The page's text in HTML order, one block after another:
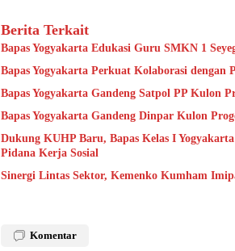
Berita Terkait
Bapas Yogyakarta Edukasi Guru SMKN 1
Bapas Yogyakarta Perkuat Kolaborasi
Bapas Yogyakarta Gandeng Satpol PP Kulon
Bapas Yogyakarta Gandeng Dinpar Kulon
Dukung KUHP Baru, Bapas Kelas I
Pidana Kerja Sosial
Sinergi Lintas Sektor, Kemenko Kumham
Komentar